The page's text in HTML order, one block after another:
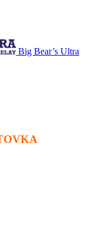
Big Bear’s Ultra